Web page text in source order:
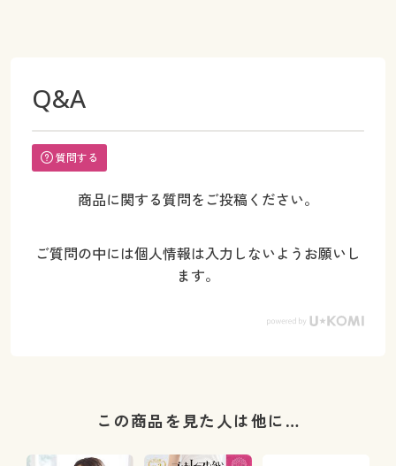
Q&A
質問する
商品に関する質問をご投稿ください。
ご質問の中には個人情報は入力しないようお願いし
ます。
この商品を見た人は他に…